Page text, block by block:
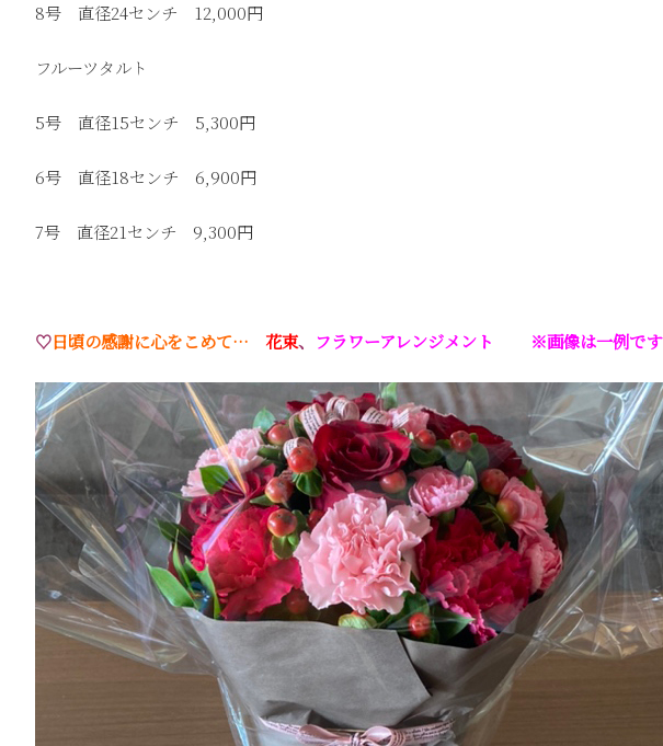
8号 直径24センチ 12,000円
フルーツタルト
5号 直径15センチ 5,300円
6号 直径18センチ 6,900円
7号 直径21センチ 9,300円
♡日頃の感謝に心をこめて… 花束、 フラワーアレンジメント ※画像は一例です